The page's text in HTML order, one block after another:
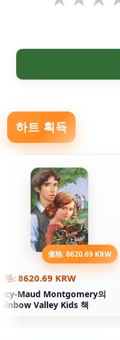
하트 획득
価格: 8620.69 KRW
格: 8620.69 KRW
Maud Montgomery의
Valley Kids 책